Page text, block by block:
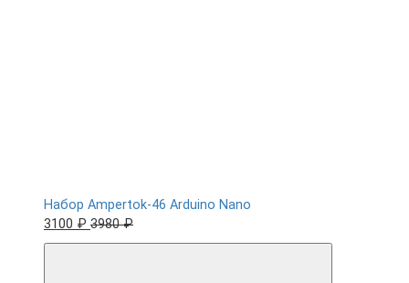
Набор Ampertok-46 Arduino Nano
3100 ₽ 3980 ₽